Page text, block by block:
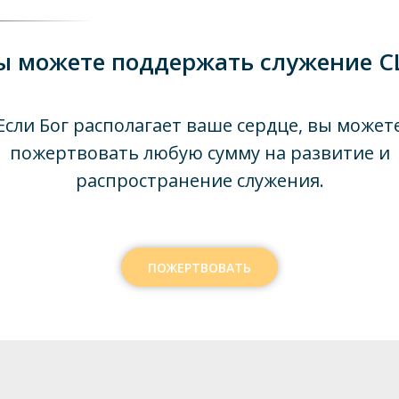
можете поддержать служение
Бог располагает ваше сердце, вы
пожертвовать любую сумму на развитие и
распространение служения.
ПОЖЕРТВОВАТЬ